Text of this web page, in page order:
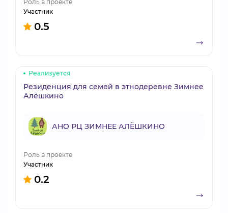
Роль в проекте
Участник
0.5
Реализуется
Резиденция для семей в этнодеревне Зимнее
Алёшкино
АНО РЦ ЗИМНЕЕ АЛЁШКИНО
Роль в проекте
Участник
0.2